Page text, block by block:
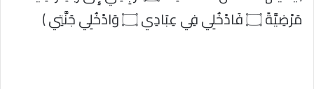
مَرْضِيَّةً ۝ فَادْخُلِي فِي عِبَادِي ۝ وَادْخُلِي جَنَّتِي ﴾